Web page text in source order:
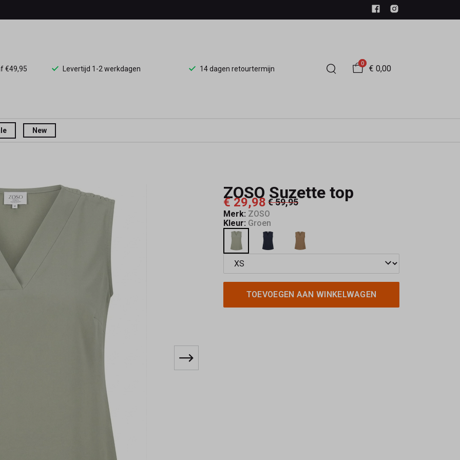
€49,95 Levertijd 1-2 werkdagen 14 dagen retourtermijn
0
€ 0,00
New
ZOSO Suzette top
€ 29,98 € 59,95
Merk: ZOSO
Kleur: Groen
TOEVOEGEN AAN WINKELWAGEN